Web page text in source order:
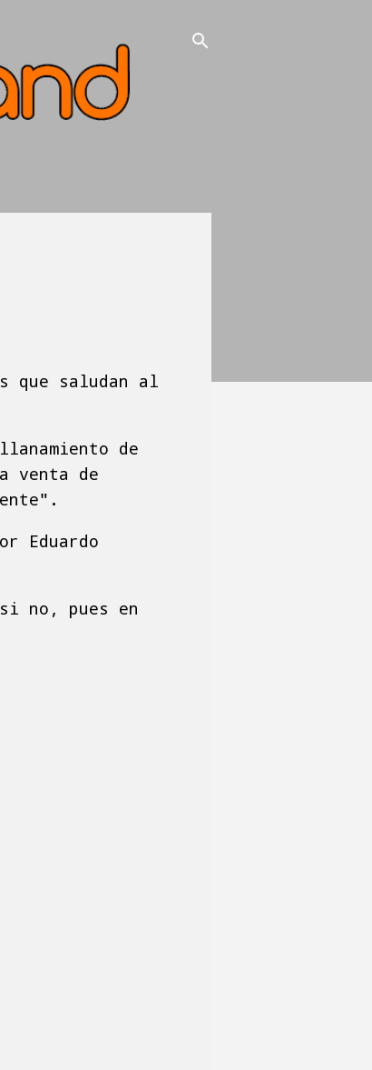
que saludan al
de
venta de
Eduardo
no, pues en